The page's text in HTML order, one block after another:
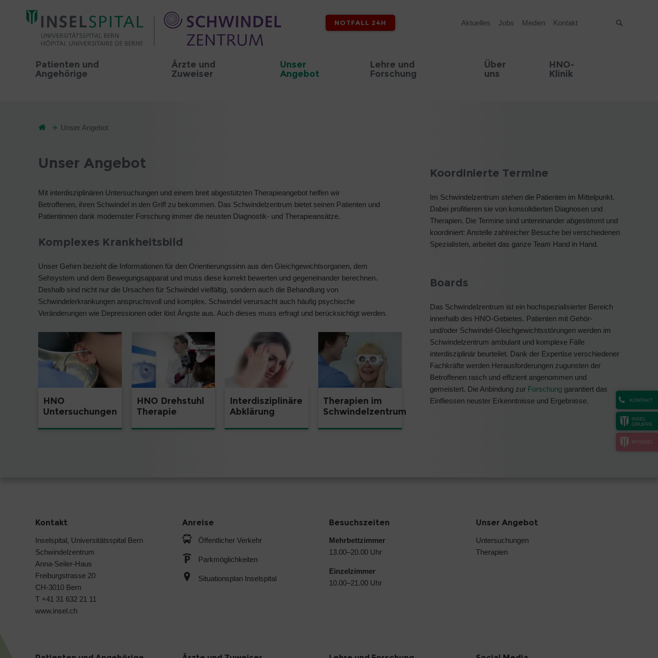
NOTFALL 24H Aktuelles Jobs Medien Kontakt
Patienten und
Angehörige
Ärzte und
Zuweiser
Unser
Angebot
Lehre und
Forschung
Über
uns
HNO-
Klinik
KONTAKT
INSEL
GRUPPE
MYINSEL
Unser Angebot
Unser Angebot
Mit interdisziplinären Untersuchungen und einem breit abgestützten Therapieangebot helfen wir
Betroffenen, ihren Schwindel in den Griff zu bekommen. Das Schwindelzentrum bietet seinen Patienten und
Patientinnen dank modernster Forschung immer die neusten Diagnostik- und Therapieansätze.
Komplexes Krankheitsbild
Unser Gehirn bezieht die Informationen für den Orientierungssinn aus den Gleichgewichtsorganen, dem
Sehsystem und dem Bewegungsapparat und muss diese korrekt bewerten und gegeneinander berechnen.
Deshalb sind nicht nur die Ursachen für Schwindel vielfältig, sondern auch die Behandlung von
Schwindelerkrankungen anspruchsvoll und komplex. Schwindel verursacht auch häufig psychische
Veränderungen wie Depressionen oder löst Ängste aus. Auch dieses muss erfragt und berücksichtigt werden.
HNO
Untersuchungen
HNO Drehstuhl
Therapie
Interdisziplinäre
Abklärung
Therapien im
Schwindelzentrum
Koordinierte Termine
Im Schwindelzentrum stehen die Patienten im Mittelpunkt.
Dabei profitieren sie von konsolidierten Diagnosen und
Therapien. Die Termine sind untereinander abgestimmt und
koordiniert: Anstelle zahlreicher Besuche bei verschiedenen
Spezialisten, arbeitet das ganze Team Hand in Hand.
Boards
Das Schwindelzentrum ist ein hochspezialisierter Bereich
innerhalb des HNO-Gebietes. Patienten mit Gehör-
und/oder Schwindel-Gleichgewichtsstörungen werden im
Schwindelzentrum ambulant und komplexe Fälle
interdisziplinär beurteilet. Dank der Expertise verschiedener
Fachkräfte werden Herausforderungen zugunsten der
Betroffenen rasch und effizient angenommen und
gemeistert. Die Anbindung zur Forschung garantiert das
Einfliessen neuster Erkenntnisse und Ergebnisse.
Kontakt
Inselspital, Universitätsspital Bern
Schwindelzentrum
Anna-Seiler-Haus
Freiburgstrasse 20
CH-3010 Bern
T +41 31 632 21 11
www.insel.ch
Anreise
Öffentlicher Verkehr
Parkmöglichkeiten
Situationsplan Inselspital
Besuchszeiten
Mehrbettzimmer
13.00–20.00 Uhr
Einzelzimmer
10.00–21.00 Uhr
Unser Angebot
Untersuchungen
Therapien